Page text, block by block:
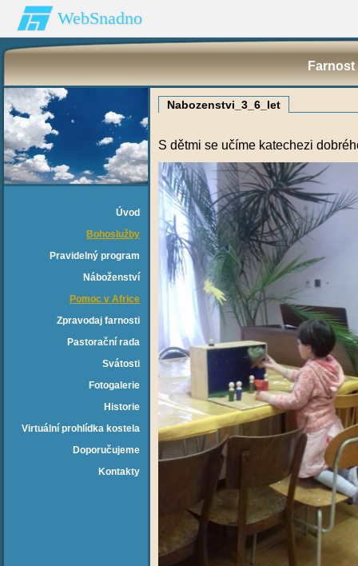
WebSnadno
Úvod
Bohoslužby
Pravidelný program
Náboženství
Pomoc v Africe
Zpravodaj farnosti
Pastorační rada
Svátosti
Fotogalerie
Historie
Virtuální prohlídka kostela
Doporučujeme
Kontakty
Nabozenstvi_3_6_let
S dětmi se učíme katechezi